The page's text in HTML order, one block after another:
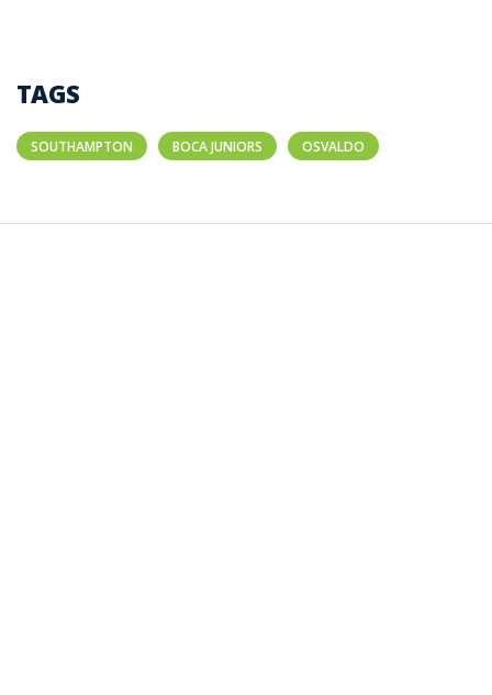
TAGS
SOUTHAMPTON BOCA JUNIORS OSVALDO